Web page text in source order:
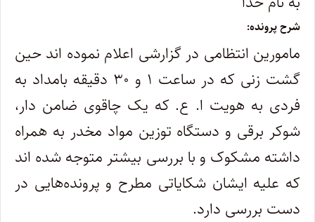
شرح پرونده:
مامورین انتظامی در گزارشی اعلام نموده اند حین
گشت زنی که در ساعت ۱ و ۳۰ دقیقه بامداد به
فردی به هویت ا. ع. که یک چاقوی ضامن دار،
شوکر برقی و دستگاه توزین مواد مخدر به همراه
داشته مشکوک و با بررسی بیشتر متوجه شده اند
که علیه ایشان شکایاتی مطرح و پرونده‌هایی در
دست بررسی دارد.